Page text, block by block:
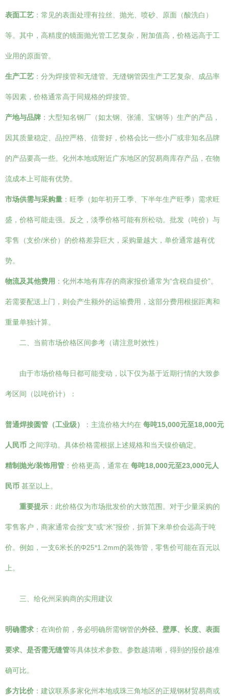
表面工艺 ：常见的表面处理有拉丝、抛光、喷砂、原面（酸洗白）
等。其中，高精度的镜面抛光管工艺复杂，附加值高，价格远高于工
业用的原面管。
生产工艺 ：分为焊接管和无缝管。无缝钢管因生产工艺复杂、成品率
等因素，价格通常高于同规格的焊接管。
产地与品牌 ：大型知名钢厂（如太钢、张浦、宝钢等）生产的产品，
因其质量稳定、品控严格、信誉好，价格会比一些小厂或非知名品牌
的产品要高一些。化州本地或附近广东地区的贸易商库存产品，在物
流成本上可能有优势。
市场供需与采购量 ：旺季（如年初开工季、下半年生产旺季）需求旺
盛，价格可能走强。反之，淡季价格可能有所松动。批发（吨价）与
零售（支价/米价）的价格差异巨大，采购量越大，单价通常越有优
势。
物流及其他费用 ：化州本地有库存的商家报价通常为“含税自提价”。
若需要配送上门，则会产生额外的运输费用，这部分费用根据距离和
重量单独计算。
二、当前市场价格区间参考（请注意时效性）
由于市场价格每日都可能变动，以下仅为基于近期行情的大致参
考区间（以吨价计）：
普通焊接圆管（工业级） ：主流价格大约在 每吨15,000元至18,000元
人民币 之间浮动。具体价格需根据上述规格和当天镍价确定。
精制抛光/装饰用管 ：价格更高，通常在 每吨18,000元至23,000元人
民币 甚至以上。
重要提示 ：此价格仅为市场批发价的大致范围。对于少量采购的
零售客户，商家通常会按“支”或“米”报价，折算下来单价会远高于吨
价。例如，一支6米长的Φ25*1.2mm的装饰管，零售价可能在百元以
上。
三、给化州采购商的实用建议
明确需求 ：在询价前，务必明确所需钢管的外径、壁厚、长度、表面
要求、是否需无缝管等具体技术参数。参数越清晰，得到的报价越准
确可比。
多方比价 ：建议联系多家化州本地或珠三角地区的正规钢材贸易商或